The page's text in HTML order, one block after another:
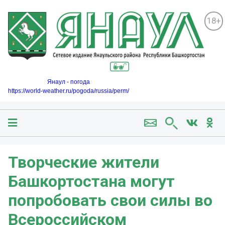
18+
Янаул - погода
https://world-weather.ru/pogoda/russia/perm/
Творческие жители
Башкортостана могут
попробовать свои силы во
Всероссийском